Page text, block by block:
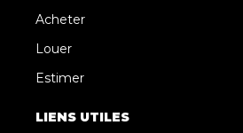
Acheter
Louer
Estimer
LIENS UTILES